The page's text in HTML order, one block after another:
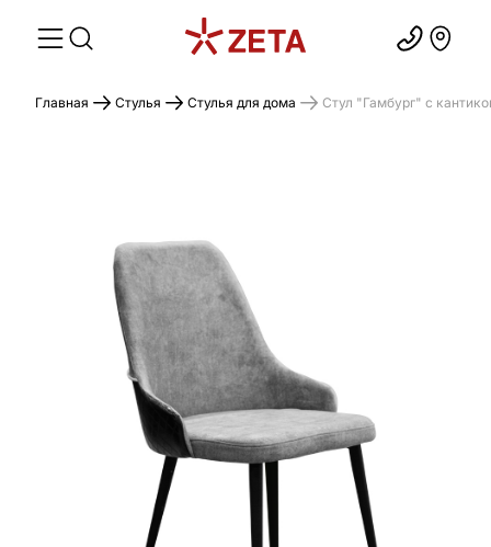
Главная Стулья Стулья для дома Стул "Гамбург" с